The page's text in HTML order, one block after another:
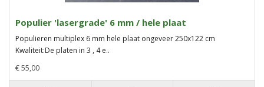
Populier 'lasergrade' 6 mm / hele plaat
Populieren multiplex 6 mm hele plaat ongeveer 250x122 cm
Kwaliteit:De platen in 3 , 4 e..
€ 55,00